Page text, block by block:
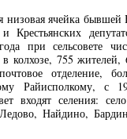
низовая ячейка бывшей
Крестьянских
при сельсовете
755 жителей,
отделение,
Райисполкому, с
входят селения:
Найдино,